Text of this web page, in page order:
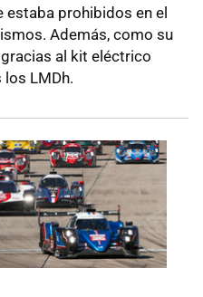
prohibidos en el
Además, como su
al kit eléctrico
LMDh.